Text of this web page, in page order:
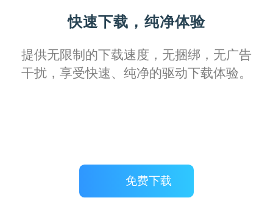
快速下载，纯净体验
提供无限制的下载速度，无捆绑，无广告
干扰，享受快速、纯净的驱动下载体验。
免费下载
风之轨迹
它强大的故障诊断工具，让我这个技术小白
也能轻松搞定打印机维护，真的是省心又省
力！
Izuku11